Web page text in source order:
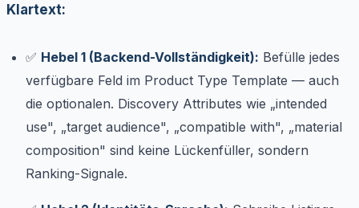
Klartext:
✅ Hebel 1 (Backend-Vollständigkeit): Befülle jedes
verfügbare Feld im Product Type Template — auch
die optionalen. Discovery Attributes wie „intended
use", „target audience", „compatible with", „material
composition" sind keine Lückenfüller, sondern
Ranking-Signale.